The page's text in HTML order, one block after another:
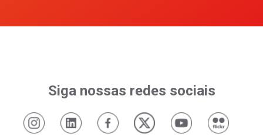
Siga nossas redes sociais